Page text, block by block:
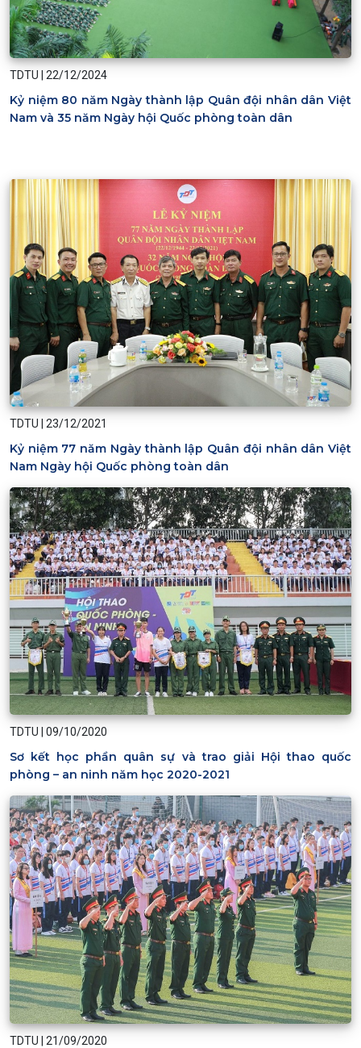
TDTU 22/12/2024
Kỷ niệm 80 năm Ngày thành lập Quân đội nhân dân Việt
Nam và 35 năm Ngày hội Quốc phòng toàn dân
TDTU 23/12/2021
Kỷ niệm 77 năm Ngày thành lập Quân đội nhân dân Việt
Nam Ngày hội Quốc phòng toàn dân
TDTU 09/10/2020
Sơ kết học phần quân sự và trao giải Hội thao quốc
phòng – an ninh năm học 2020-2021
TDTU | 21/09/2020